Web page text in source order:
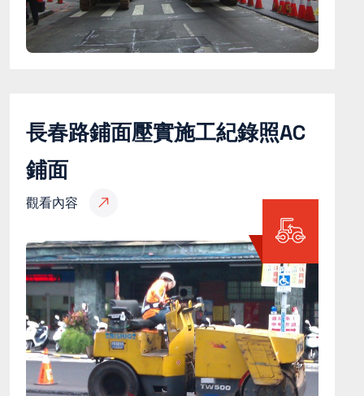
長春路鋪面壓實施工紀錄照AC
鋪面
觀看內容